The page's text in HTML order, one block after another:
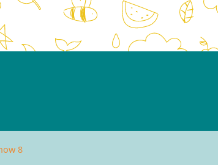
8